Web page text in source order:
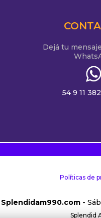
Dejá tu
54 9 11
Políticas de
Splendidam990.com -
Splendid